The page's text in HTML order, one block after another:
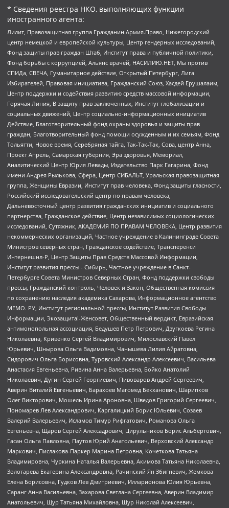
* Сведения реестра НКО, выполняющих функции
иностранного агента:
Лилит, Правозащитная группа Гражданин.Армия.Право, Нижегородский
центр немецкой и европейской культуры, Центр гендерных исследований,
Фонд защиты прав граждан Штаб, Институт права и публичной политики,
Фонд борьбы с коррупцией, Альянс врачей, НАСИЛИЮ.НЕТ, Мы против
СПИДа, СВЕЧА, Гуманитарное действие, Открытый Петербург, Лига
Избирателей, Правовая инициатива, Гражданский Союз, Хасдей Ерушалаим,
Центр поддержки и содействия развитию средств массовой информации,
Горячая Линия, В защиту прав заключенных, Институт глобализации и
социальных движений, Центр социально-информационных инициатив
Действие, Благотворительный фонд охраны здоровья и защиты прав
граждан, Благотворительный фонд помощи осужденным и их семьям, Фонд
Тольятти, Новое время, Серебряная тайга, Так-Так-Так, Сова, центр Анна,
Проект Апрель, Самарская губерния, Эра здоровья, Мемориал,
Аналитический Центр Юрия Левады, Издательство Парк Гагарина, Фонд
имени Андрея Рылькова, Сфера, Центр СИБАЛЬТ, Уральская правозащитная
группа, Женщины Евразии, Институт прав человека, Фонд защиты гласности,
Российский исследовательский центр по правам человека,
Дальневосточный центр развития гражданских инициатив и социального
партнерства, Гражданское действие, Центр независимых социологических
исследований, Сутяжник, АКАДЕМИЯ ПО ПРАВАМ ЧЕЛОВЕКА, Центр развития
некоммерческих организаций, Частное учреждение в Калининграде Совета
Министров северных стран, Гражданское содействие, Трансперенси
Интернешнл-Р, Центр Защиты Прав Средств Массовой Информации,
Институт развития прессы - Сибирь, Частное учреждение в Санкт-
Петербурге Совета Министров Северных Стран, Фонд поддержки свободы
прессы, Гражданский контроль, Человек и Закон, Общественная комиссия
по сохранению наследия академика Сахарова, Информационное агентство
МЕМО. РУ, Институт региональной прессы, Институт Развития Свободы
Информации, Экозащита!-Женсовет, Общественный вердикт, Евразийская
антимонопольная ассоциация, Бедушев Петр Петрович, Дзугкоева Регина
Николаевна, Кривенко Сергей Владимирович, Милославский Павел
Юрьевич, Шнырова Ольга Вадимовна, Чанышева Лилия Айратовна,
Сидорович Ольга Борисовна, Туровский Александр Алексеевич, Васильева
Анастасия Евгеньевна, Ривина Анна Валерьевна, Бойко Анатолий
Николаевич, Дугин Сергей Георгиевич, Пивоваров Андрей Сергеевич,
Аверин Виталий Евгеньевич, Барахоев Магомед Бекханович, Шарипков
Олег Викторович, Мошель Ирина Ароновна, Шведов Григорий Сергеевич,
Пономарев Лев Александрович, Каргалицкий Борис Юльевич, Созаев
Валерий Валерьевич, Исламов Тимур Рифгатович, Романова Ольга
Евгеньевна, Щаров Сергей Алексадрович, Цирульников Борис Альбертович,
Гасан Ольга Павловна, Паутов Юрий Анатольевич, Верховский Александр
Маркович, Пислакова-Паркер Марина Петровна, Кочеткова Татьяна
Владимировна, Чуркина Наталья Валерьевна, Акимова Татьяна Николаевна,
Золотарева Екатерина Александровна, Рачинский Ян Збигневич, Жемкова
Елена Борисовна, Гудков Лев Дмитриевич, Илларионова Юлия Юрьевна,
Саранг Анна Васильевна, Захарова Светлана Сергеевна, Аверин Владимир
Анатольевич, Щур Татьяна Михайловна, Щур Николай Алексеевич,